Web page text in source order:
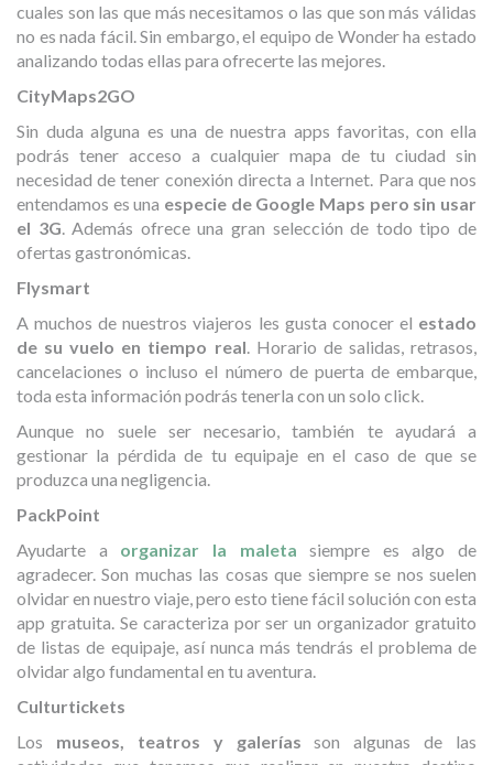
cuales son las que más necesitamos o las que son más válidas
no es nada fácil. Sin embargo, el equipo de Wonder ha estado
analizando todas ellas para ofrecerte las mejores.
CityMaps2GO
Sin duda alguna es una de nuestra apps favoritas, con ella
podrás tener acceso a cualquier mapa de tu ciudad sin
necesidad de tener conexión directa a Internet. Para que nos
entendamos es una especie de Google Maps pero sin usar
el 3G. Además ofrece una gran selección de todo tipo de
ofertas gastronómicas.
Flysmart
A muchos de nuestros viajeros les gusta conocer el estado
de su vuelo en tiempo real. Horario de salidas, retrasos,
cancelaciones o incluso el número de puerta de embarque,
toda esta información podrás tenerla con un solo click.
Aunque no suele ser necesario, también te ayudará a
gestionar la pérdida de tu equipaje en el caso de que se
produzca una negligencia.
PackPoint
Ayudarte a organizar la maleta
siempre es algo de
agradecer. Son muchas las cosas que siempre se nos suelen
olvidar en nuestro viaje, pero esto tiene fácil solución con esta
app gratuita. Se caracteriza por ser un organizador gratuito
de listas de equipaje, así nunca más tendrás el problema de
olvidar algo fundamental en tu aventura.
Culturtickets
Los museos, teatros y galerías son algunas de las